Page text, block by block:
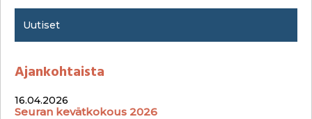
s
Uutiset
Ajankohtaista
16.04.2026
Seuran kevätkokous 2026